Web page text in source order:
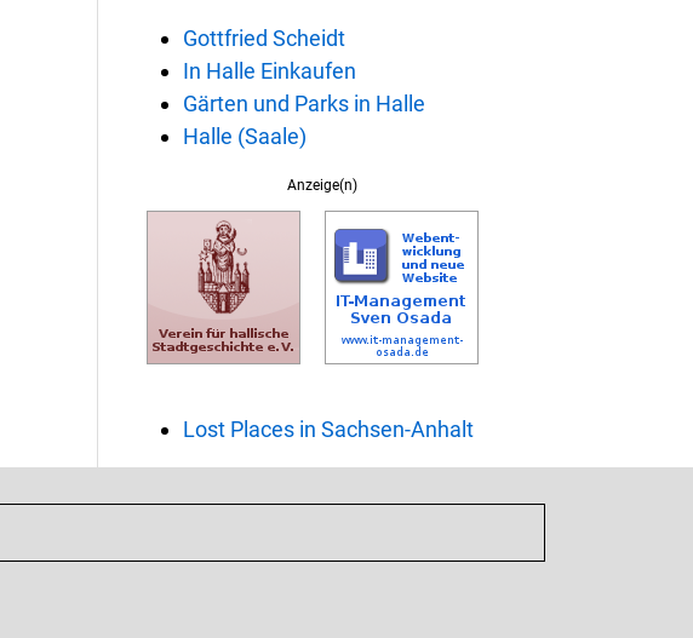
Gottfried Scheidt
In Halle Einkaufen
Gärten und Parks in Halle
Halle (Saale)
Anzeige(n)
Lost Places in Sachsen-Anhalt